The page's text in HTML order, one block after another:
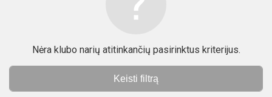
Nėra klubo narių atitinkančių pasirinktus kriterijus.
Keisti filtrą